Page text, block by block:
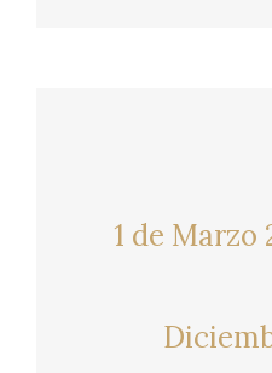
1 de Marzo